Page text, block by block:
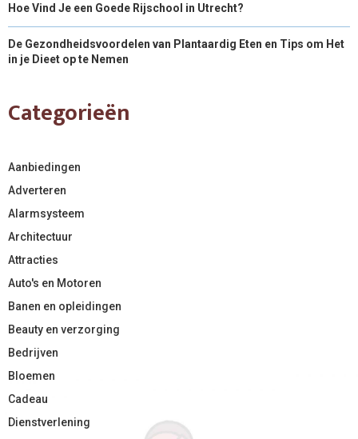
Hoe Vind Je een Goede Rijschool in Utrecht?
De Gezondheidsvoordelen van Plantaardig Eten en Tips om Het
in je Dieet op te Nemen
Categorieën
Aanbiedingen
Adverteren
Alarmsysteem
Architectuur
Attracties
Auto's en Motoren
Banen en opleidingen
Beauty en verzorging
Bedrijven
Bloemen
Cadeau
Dienstverlening